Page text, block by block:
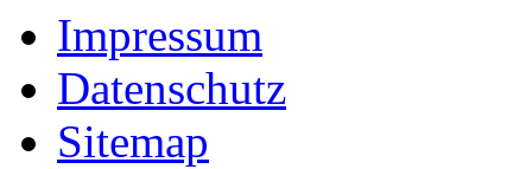
Impressum
Datenschutz
Sitemap